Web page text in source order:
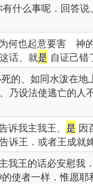
什么事呢．回答说
何也起意要害 神
话、就是 自证己错
死的、如同水泼在
乃设法使逃亡的人
诉我主我王、 是 因
诉王．或者王成就
我王的话必安慰我
使者一样．惟愿